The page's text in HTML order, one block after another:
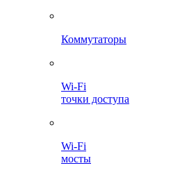
Коммутаторы
Wi-Fi
точки доступа
Wi-Fi
мосты